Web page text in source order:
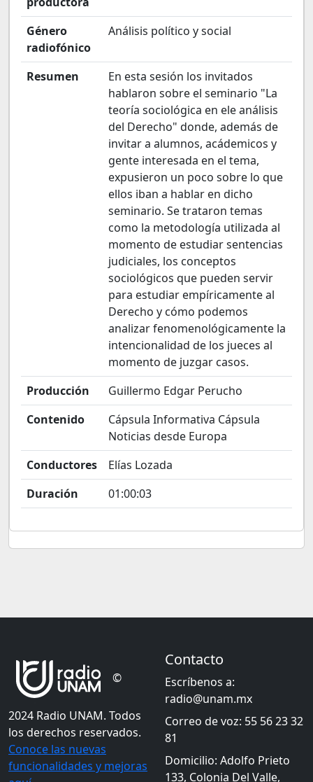
Género
radiofónico
Análisis político y social
Resumen
En esta sesión los invitados
hablaron sobre el seminario "La
teoría sociológica en ele análisis
del Derecho" donde, además de
invitar a alumnos, acádemicos y
gente interesada en el tema,
expusieron un poco sobre lo que
ellos iban a hablar en dicho
seminario. Se trataron temas
como la metodología utilizada al
momento de estudiar sentencias
judiciales, los conceptos
sociológicos que pueden servir
para estudiar empíricamente al
Derecho y cómo podemos
analizar fenomenológicamente la
intencionalidad de los jueces al
momento de juzgar casos.
Producción
Guillermo Edgar Perucho
Contenido
Cápsula Informativa Cápsula
Noticias desde Europa
Conductores
Elías Lozada
Duración
01:00:03
©
2024 Radio UNAM. Todos
los derechos reservados.
Conoce las nuevas
funcionalidades y mejoras
Contacto
Escríbenos a:
radio@unam.mx
Correo de voz: 55 56 23 32
81
Domicilio: Adolfo Prieto
133, Colonia Del Valle,